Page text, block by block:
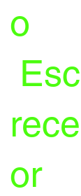
o
or